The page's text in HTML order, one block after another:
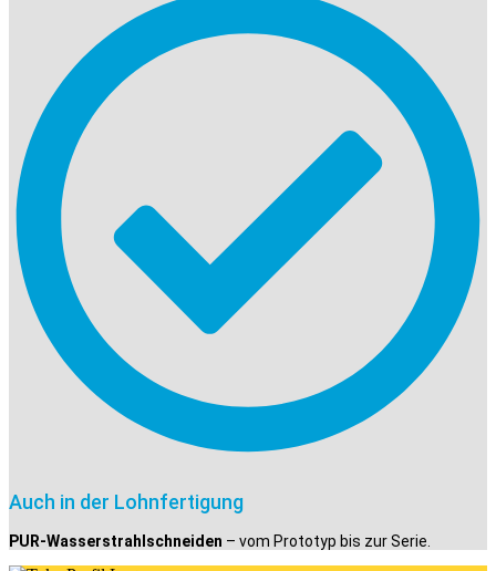
Auch in der Lohnfertigung
PUR-Wasserstrahlschneiden – vom Prototyp bis zur Serie.